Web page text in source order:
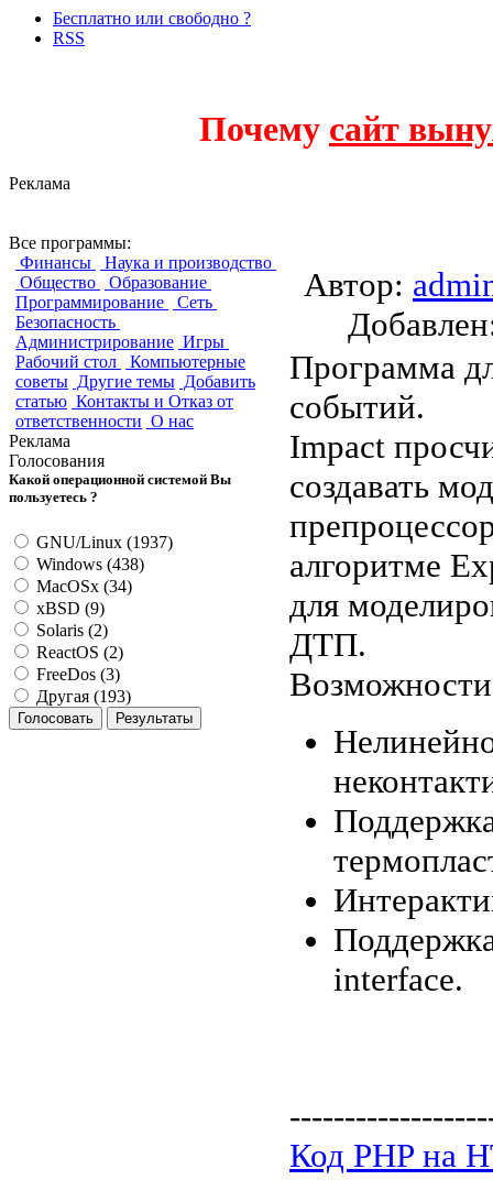
Бесплатно или свободно ?
RSS
Почему сайт
Реклама
Все программы:
Финансы
Наука и производство
Общество
Образование
Программирование
Сеть
Безопасность
Администрирование Игры
Рабочий стол
Компьютерные
советы Другие темы Добавить
статью Контакты и Отказ от
ответственности О нас
Реклама
Голосования
Какой операционной системой Вы
пользуетесь ?
GNU/Linux (1937)
Windows (438)
MacOSx (34)
xBSD (9)
Solaris (2)
ReactOS (2)
FreeDos (3)
Другая (193)
Автор:
Программа
событий.
Impact
создавать
алгоритме
для
ДТП.
interface.
Код PHP на